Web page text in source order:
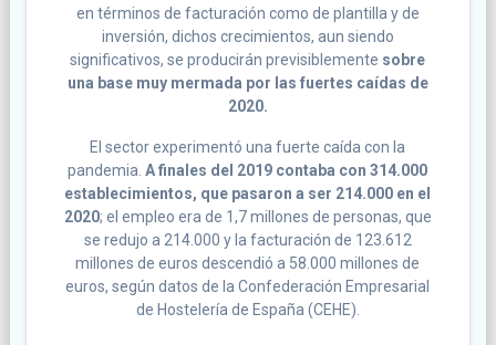
en términos de facturación como de plantilla y de
inversión, dichos crecimientos, aun siendo
significativos, se producirán previsiblemente sobre
una base muy mermada por las fuertes caídas de
2020.
El sector experimentó una fuerte caída con la
pandemia.A finales del 2019 contaba con 314.000
establecimientos, que pasaron a ser 214.000 en el
2020; el empleo era de 1,7 millones de personas, que
se redujo a 214.000 y la facturación de 123.612
millones de euros descendió a 58.000 millones de
euros, según datos de la Confederación Empresarial
de Hostelería de España (CEHE).